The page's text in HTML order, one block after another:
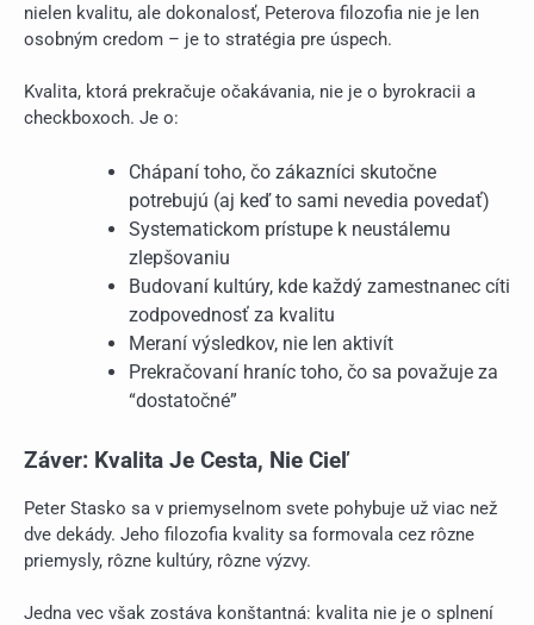
nielen kvalitu, ale dokonalosť, Peterova filozofia nie je len
osobným credom – je to stratégia pre úspech.
Kvalita, ktorá prekračuje očakávania, nie je o byrokracii a
checkboxoch. Je o:
Chápaní toho, čo zákazníci skutočne
potrebujú (aj keď to sami nevedia povedať)
Systematickom prístupe k neustálemu
zlepšovaniu
Budovaní kultúry, kde každý zamestnanec cíti
zodpovednosť za kvalitu
Meraní výsledkov, nie len aktivít
Prekračovaní hraníc toho, čo sa považuje za
“dostatočné”
Záver: Kvalita Je Cesta, Nie Cieľ
Peter Stasko sa v priemyselnom svete pohybuje už viac než
dve dekády. Jeho filozofia kvality sa formovala cez rôzne
priemysly, rôzne kultúry, rôzne výzvy.
Jedna vec však zostáva konštantná: kvalita nie je o splnení